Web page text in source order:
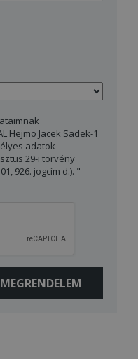
Hejmo Jacek Sadek-1
adatok
29-i törvény
926. jogcím d.). "